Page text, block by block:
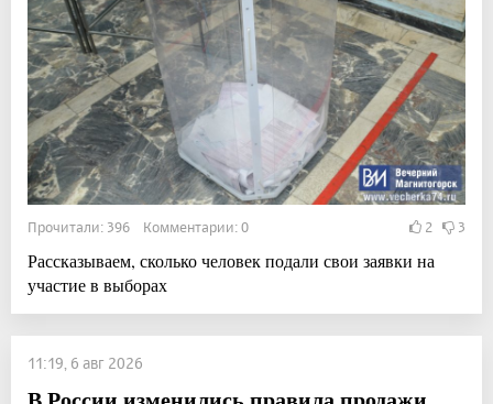
Прочитали: 396 Комментарии: 0 2 3
Рассказываем, сколько человек подали свои заявки на
участие в выборах
11:19, 6 авг 2026